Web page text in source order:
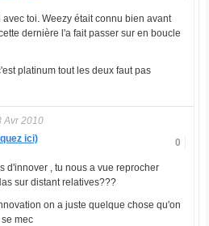
toi. Weezy était connu bien avant
dernière l'a fait passer sur en boucle
platinum tout les deux faut pas
Avr 2010
0
ici)
d'innover , tu nous a vue reprocher
sur distant relatives???
on a juste quelque chose qu'on
mec